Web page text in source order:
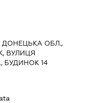
ДОНЕЦЬКА ОБЛ.,
ВУЛИЦЯ
БУДИНОК 14